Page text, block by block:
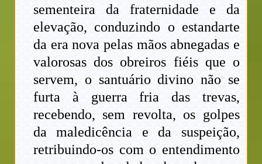
sementeira da fraternidade e da
elevação, conduzindo o estandarte
da era nova pelas mãos abnegadas e
valorosas dos obreiros fiéis que o
servem, o santuário divino não se
furta à guerra fria das trevas,
recebendo, sem revolta, os golpes
da maledicência e da suspeição,
retribuindo-os com o entendimento